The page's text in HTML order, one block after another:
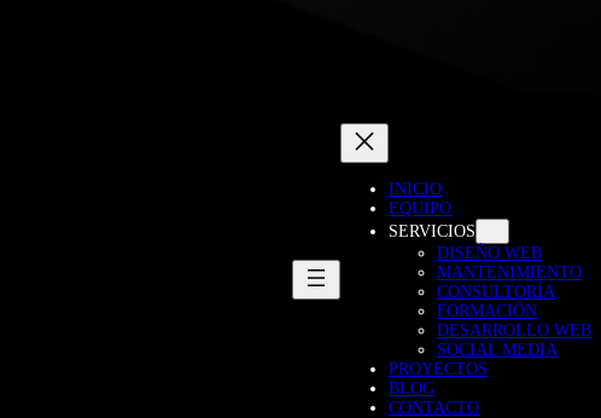
INICIO
EQUIPO
SERVICIOS
DISEÑO WEB
MANTENIMIENTO
CONSULTORÍA
FORMACIÓN
DESARROLLO WEB
SOCIAL MEDIA
PROYECTOS
BLOG
CONTACTO